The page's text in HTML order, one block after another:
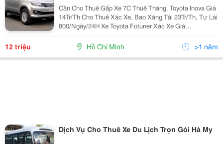
Cần Cho Thuê Gấp Xe 7C Thuê Tháng. Toyota Inova Giá
14Tr/Th Cho Thuê Xác Xe, Bao Xăng Tài 23Tr/Th, Tự Lái
800/Ngày/24H Xe Toyota Fotuner Xác Xe Giá
20Tr/Tháng, Bao Xăng Tài 27Tr/Tháng, Tự Lái
1.1Tr/Ngày/24H Ai Có Nhu Cầu Thuê Liên Hệ Mình Nh
12 triệu Hồ Chí Minh >1 năm
Dịch Vụ Cho Thuê Xe Du Lịch Trọn Gói Hà My